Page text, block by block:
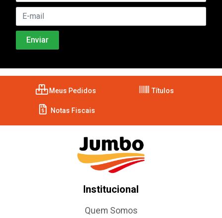
Meus Pedidos Títulos
Notas Fiscais
Institucional
Quem Somos